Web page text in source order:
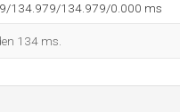
134.979/134.979/0.000 ms
134 ms.